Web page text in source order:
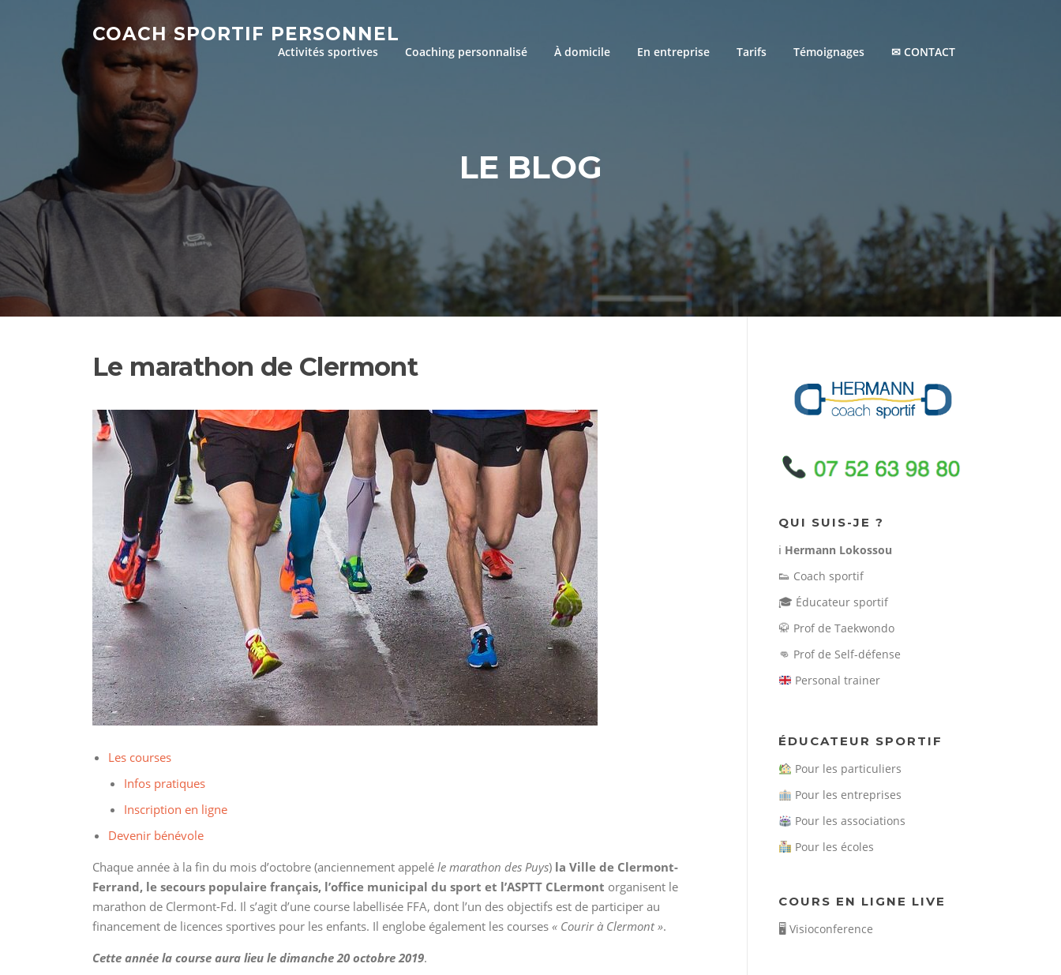
COACH SPORTIF PERSONNEL
Activités sportives Coaching personnalisé À domicile En entreprise Tarifs Témoignages ✉ CONTACT
LE BLOG
Le marathon de Clermont
Les courses
Infos pratiques
Inscription en ligne
Devenir bénévole
Chaque année à la fin du mois d’octobre (anciennement appelé le marathon des Puys) la Ville de Clermont-
Ferrand, le secours populaire français, l’office municipal du sport et l’ASPTT CLermont organisent le
marathon de Clermont-Fd. Il s’agit d’une course labellisée FFA, dont l’un des objectifs est de participer au
financement de licences sportives pour les enfants. Il englobe également les courses « Courir à Clermont ».
Cette année la course aura lieu le dimanche 20 octobre 2019.
QUI SUIS-JE ?
ℹ️ Hermann Lokossou
👟 Coach sportif
🎓 Éducateur sportif
🥋 Prof de Taekwondo
👊 Prof de Self-défense
Personal trainer
ÉDUCATEUR SPORTIF
Pour les particuliers
Pour les entreprises
Pour les associations
Pour les écoles
COURS EN LIGNE LIVE
🖥️ Visioconference